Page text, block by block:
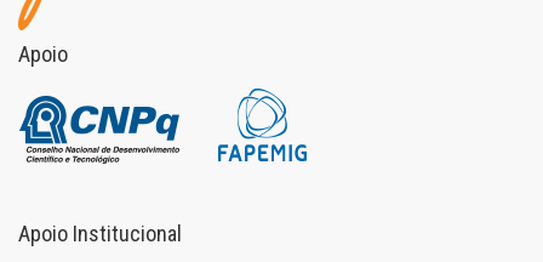
Apoio
Apoio Institucional